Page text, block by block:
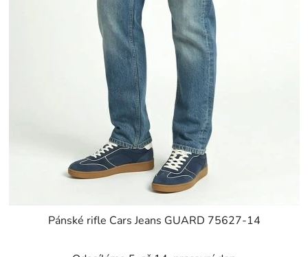
Pánské rifle Cars Jeans GUARD 75627-14